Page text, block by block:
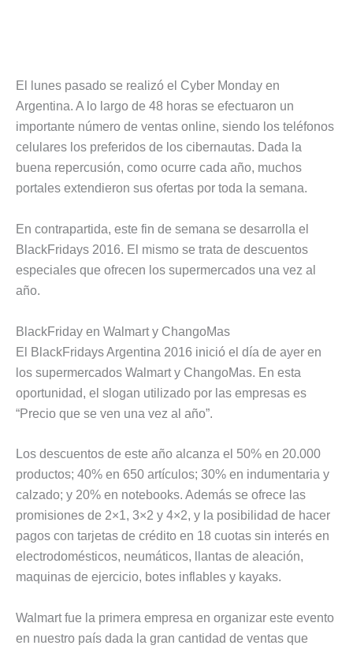
El lunes pasado se realizó el Cyber Monday en
Argentina. A lo largo de 48 horas se efectuaron un
importante número de ventas online, siendo los teléfonos
celulares los preferidos de los cibernautas. Dada la
buena repercusión, como ocurre cada año, muchos
portales extendieron sus ofertas por toda la semana.
En contrapartida, este fin de semana se desarrolla el
BlackFridays 2016. El mismo se trata de descuentos
especiales que ofrecen los supermercados una vez al
año.
BlackFriday en Walmart y ChangoMas
El BlackFridays Argentina 2016 inició el día de ayer en
los supermercados Walmart y ChangoMas. En esta
oportunidad, el slogan utilizado por las empresas es
“Precio que se ven una vez al año”.
Los descuentos de este año alcanza el 50% en 20.000
productos; 40% en 650 artículos; 30% en indumentaria y
calzado; y 20% en notebooks. Además se ofrece las
promisiones de 2×1, 3×2 y 4×2, y la posibilidad de hacer
pagos con tarjetas de crédito en 18 cuotas sin interés en
electrodomésticos, neumáticos, llantas de aleación,
maquinas de ejercicio, botes inflables y kayaks.
Walmart fue la primera empresa en organizar este evento
en nuestro país dada la gran cantidad de ventas que